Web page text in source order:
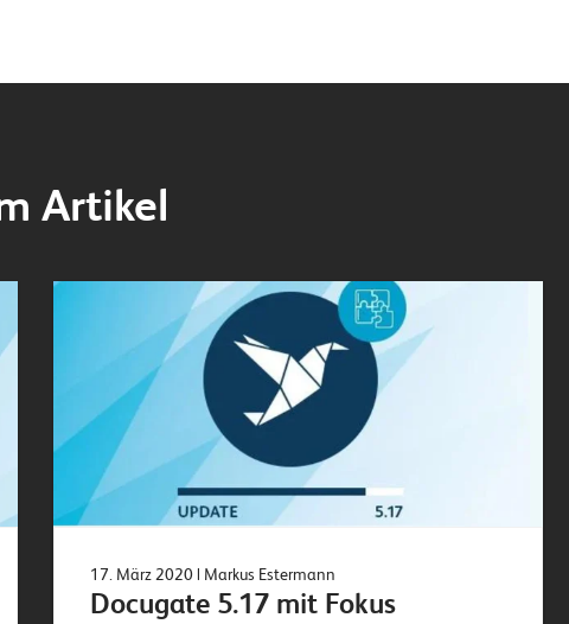
Artikel
17. März 2020| Markus Estermann
Docugate 5.17 mit Fokus